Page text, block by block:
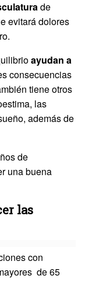
de
evitará dolores
ayudan a
consecuencias
tiene otros
las
además de
de
una buena
las
con
de 65